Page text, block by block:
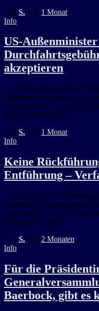
Von S., vor 1 Monat
Info
US-
akzeptieren
US-Außenminister Marco
Golfstaaten begonnen. Er
die Straße von … from
https://ift.tt/J796DeR
Von S., vor 1 Monat
Info
Keine
Entführung –
… Völkerrecht in Heidelberg/
Lehrstuhl für Internationales
posts related … from Google
https://ift.tt/a2IrsEB
Von S., vor 2 Monaten
Info
Für die
Baerbock, gibt es